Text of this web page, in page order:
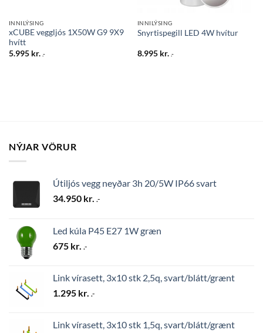
INNILÝSING
xCUBE veggljós 1X50W G9 9X9
hvítt
5.995 kr. .-
INNILÝSING
Snyrtispegill LED 4W hvítur
8.995 kr. .-
NÝJAR VÖRUR
Útiljós vegg neyðar 3h 20/5W IP66 svart
34.950 kr. .-
Led kúla P45 E27 1W græn
675 kr. .-
Link vírasett, 3x10 stk 2,5q, svart/blátt/grænt
1.295 kr. .-
Link vírasett, 3x10 stk 1,5q, svart/blátt/grænt